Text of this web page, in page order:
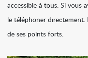
accessible à tous. Si vous
le téléphoner directement.
de ses points forts.